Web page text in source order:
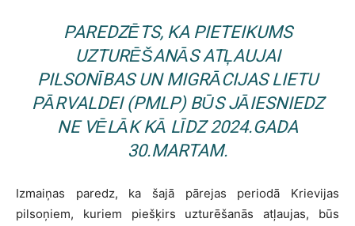
PAREDZĒTS, KA PIETEIKUMS
UZTURĒŠANĀS ATĻAUJAI
PILSONĪBAS UN MIGRĀCIJAS LIETU
PĀRVALDEI (PMLP) BŪS JĀIESNIEDZ
NE VĒLĀK KĀ LĪDZ 2024.GADA
30.MARTAM.
Izmaiņas paredz, ka šajā pārejas periodā Krievijas
pilsoņiem, kuriem piešķirs uzturēšanās atļaujas, būs